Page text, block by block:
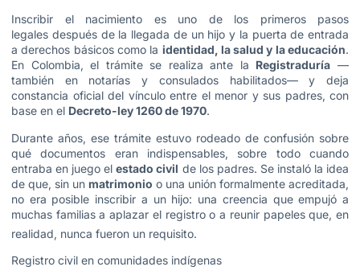
Inscribir el nacimiento es uno de los primeros pasos
legales después de la llegada de un hijo y la puerta de entrada
a derechos básicos como la identidad, la salud y la educación.
En Colombia, el trámite se realiza ante la Registraduría —
también en notarías y consulados habilitados— y deja
constancia oficial del vínculo entre el menor y sus padres, con
base en el Decreto-ley 1260 de 1970.
Durante años, ese trámite estuvo rodeado de confusión sobre
qué documentos eran indispensables, sobre todo cuando
entraba en juego elestado civil de los padres. Se instaló la idea
de que, sin un matrimonio o una unión formalmente acreditada,
no era posible inscribir a un hijo: una creencia que empujó a
muchas familias a aplazar el registro o a reunir papeles que, en
realidad, nunca fueron un requisito.
Registro civil en comunidades indígenas